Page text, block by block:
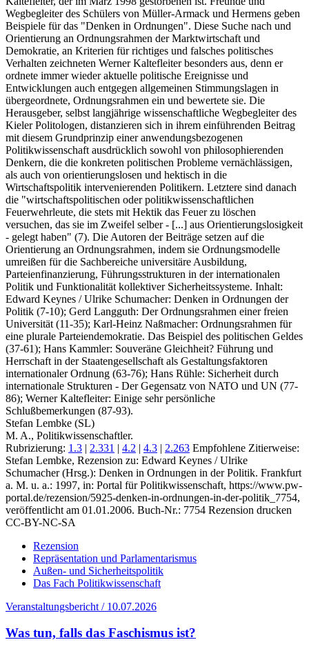
Wegbegleiter des Schülers von Müller-Armack und Hermens geben
Beispiele für das "Denken in Ordnungen". Diese Suche nach und
Orientierung an Ordnungsrahmen der Marktwirtschaft und
Demokratie, an Kriterien für richtiges und falsches politisches
Verhalten zeichneten Werner Kaltefleiter besonders aus, denn er
ordnete immer wieder aktuelle politische Ereignisse und
Entwicklungen auch entgegen allgemeinen Stimmungslagen in
übergeordnete, Ordnungsrahmen ein und bewertete sie. Die
Herausgeber, selbst langjährige wissenschaftliche Wegbegleiter des
Kieler Politologen, distanzieren sich in ihrem einführenden Beitrag
mit diesem Grundprinzip einer anwendungsbezogenen
Politikwissenschaft ausdrücklich sowohl von philosophierenden
Denkern, die die konkreten politischen Probleme vernächlässigen,
als auch von orientierungslosen und hektisch in die
Wirtschaftspolitik intervenierenden Politikern. Letztere sind danach
die "wirtschaftspolitischen oder politikwissenschaftlichen
Feuerwehrleute, die stets mit Hektik das Feuer zu löschen
versuchen, das sie im Zweifel selber - [...] aus Orientierungslosigkeit
- gelegt haben" (7). Die Autoren der Beiträge setzen auf die
Orientierung an Ordnungsrahmen, indem sie Ordnungsmodelle
umreißen für die Sachbereiche universitäre Ausbildung,
Parteienfinanzierung, Führungsstrukturen in der internationalen
Politik und Funktionalität kollektiver Sicherheitssysteme. Inhalt:
Edward Keynes / Ulrike Schumacher: Denken in Ordnungen der
Politik (7-10); Gerd Langguth: Der Ordnungsrahmen einer freien
Universität (11-35); Karl-Heinz Naßmacher: Ordnungsrahmen für
eine plurale Parteiendemokratie. Das Beispiel des politischen Geldes
(37-61); Hans Kammler: Souveräne Gleichheit? Führung und
Herrschaft in der Staatengesellschaft als Gestaltungsfaktoren
internationaler Ordnung (63-76); Hans Rühle: Sicherheit durch
internationale Strukturen - Der Gegensatz von NATO und UN (77-
86); Werner Kaltefleiter: Einige sehr persönliche
Schlußbemerkungen (87-93).
Stefan Lembke (SL)
M. A., Politikwissenschaftler.
Rubrizierung: 1.3 | 2.331 | 4.2 | 4.3 | 2.263 Empfohlene Zitierweise:
Stefan Lembke, Rezension zu: Edward Keynes / Ulrike
Schumacher(Hrsg.): Denken in Ordnungen in der Politik. Frankfurt
a. M. u. a.: 1997, in: Portal für Politikwissenschaft, https://www.pw-
portal.de/rezension/5925-denken-in-ordnungen-in-der-politik_7754,
veröffentlicht am 01.01.2006. Buch-Nr.: 7754 Rezension drucken
CC-BY-NC-SA
Rezension
Repräsentation und Parlamentarismus
Außen- und Sicherheitspolitik
Das Fach Politikwissenschaft
Veranstaltungsbericht / 10.07.2026
Was tun, falls das Faschismus ist?